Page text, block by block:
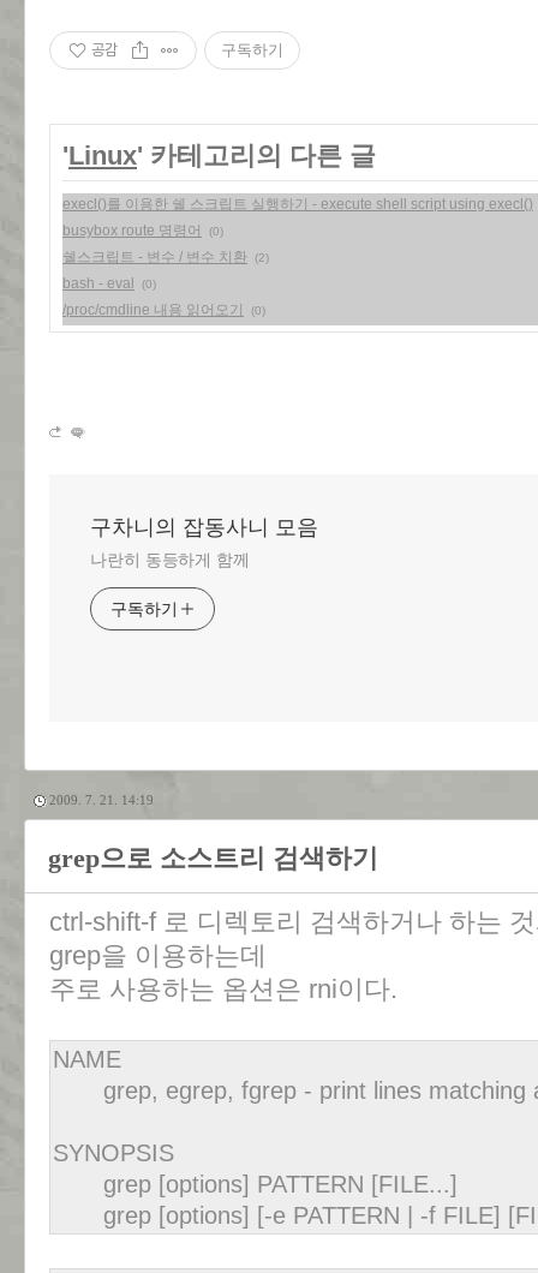
공감 구독하기
'Linux' 카테고리의 다른 글
execl()를 이용한 쉘 스크립트 실행하기 - execute shell script using execl()
busybox route 명령어
(0)
쉘스크립트 - 변수 / 변수 치환 (2)
bash - eval (0)
/proc/cmdline 내용 읽어오기 (0)
구차니의 잡동사니 모음
나란히 동등하게 함께
구독하기
2009. 7. 21. 14:19
grep으로 소스트리 검색하기
ctrl-shift-f 로 디렉토리 검색하거나 하는
grep을 이용하는데
주로 사용하는 옵션은 rni이다.
NAME
grep, egrep, fgrep - print lines matching
SYNOPSIS
grep [options] PATTERN [FILE...]
grep [options] [-e PATTERN | -f FILE]